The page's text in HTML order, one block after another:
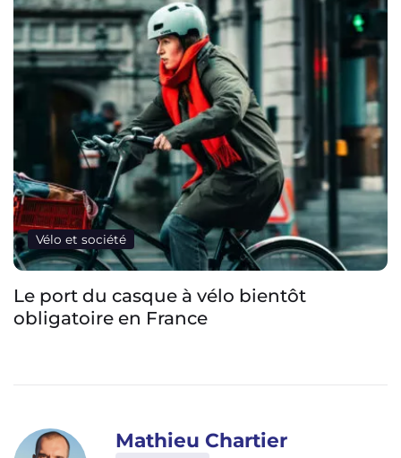
Vélo et société
L’industrie du vélo veut rendre les vélos
visibles numériquement par les voitures
Mathieu Chartier